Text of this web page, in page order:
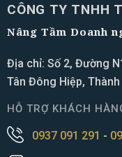
CÔNG TY TNHH
Nâng Tầm Doanh
Địa chỉ: Số 2, Đường
Tân Đông Hiệp,
HỖ TRỢ KHÁCH
0937 091 291 -